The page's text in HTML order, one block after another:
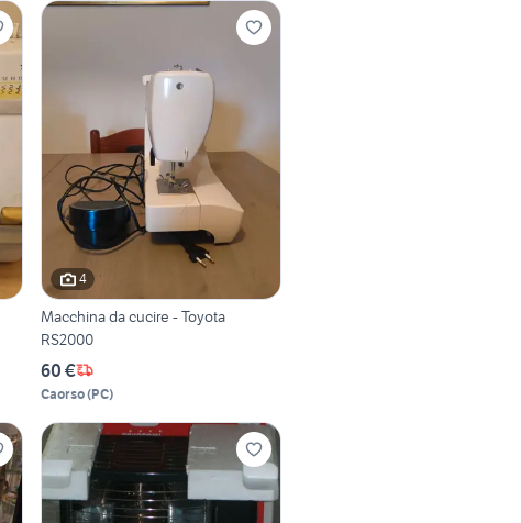
4
Macchina da cucire - Toyota
RS2000
60 €
Caorso(PC)